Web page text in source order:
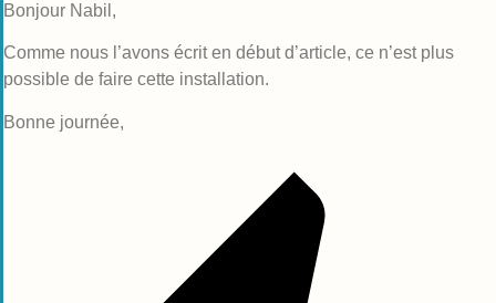
Bonjour Nabil,
Comme nous l’avons écrit en début d’article, ce n’est plus
possible de faire cette installation.
Bonne journée,